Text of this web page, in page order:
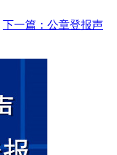
下一篇：公章登报声